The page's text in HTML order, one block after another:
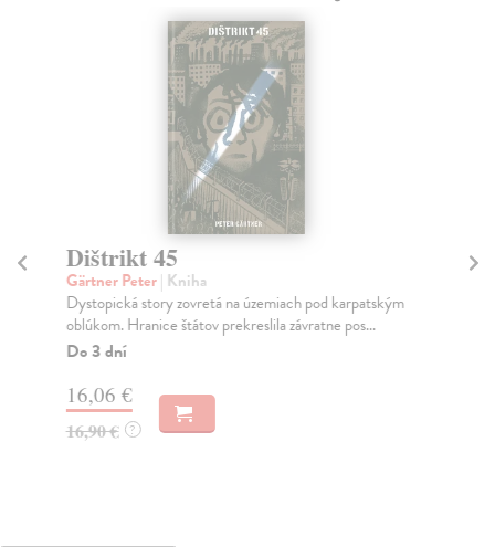
Dištrikt 45
Gärtner Peter| Kniha
Dystopická story zovretá na územiach pod karpatským
oblúkom. Hranice štátov prekreslila závratne pos...
Do 3 dní
16,06 €
16,90 € ?